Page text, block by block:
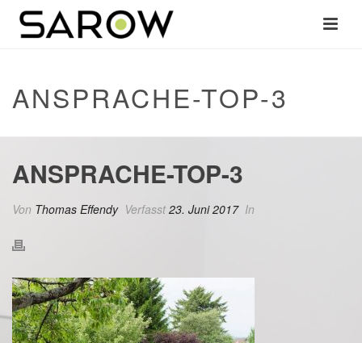
ANSPRACHE-TOP-3
ANSPRACHE-TOP-3
Von Thomas Effendy Verfasst 23. Juni 2017 In